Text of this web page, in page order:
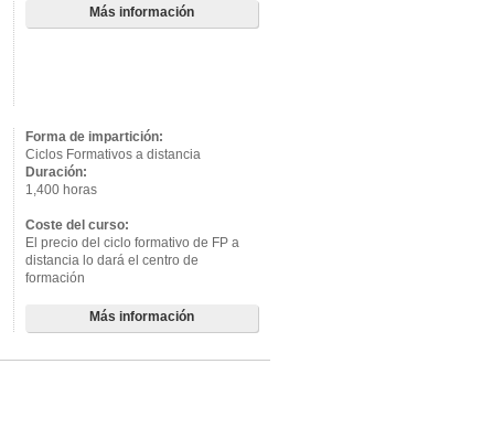
Más información
Forma de impartición:
Ciclos Formativos a distancia
Duración:
1,400 horas
Coste del curso:
El precio del ciclo formativo de FP a
distancia lo dará el centro de
formación
Más información